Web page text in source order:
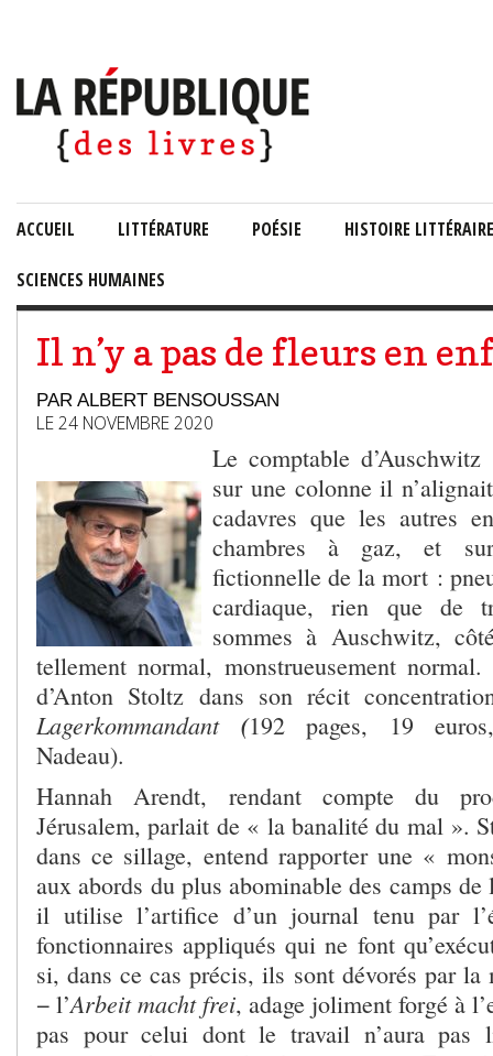
ACCUEIL LITTÉRATURE POÉSIE HISTOIRE LITTÉRAIRE
SCIENCES HUMAINES
Il n’y a pas de fleurs en
PAR ALBERT BENSOUSSAN
LE 24 NOVEMBRE 2020
Le comptable
sur une colonne il
cadavres que les autres
chambres à gaz, et
fictionnelle de la mort :
cardiaque, rien que de
sommes à Auschwitz,
tellement normal, monstrueusement
d’Anton Stoltz dans son récit
Lagerkommandant(192 pages, 19
Nadeau).
Hannah Arendt, rendant compte du
Jérusalem, parlait de « la banalité du mal ».
dans ce sillage, entend rapporter une «
aux abords du plus abominable des camps
il utilise l’artifice d’un journal tenu par
fonctionnaires appliqués qui ne font
si, dans ce cas précis, ils sont dévorés par la
− l’Arbeit macht frei, adage joliment forgé à
pas pour celui dont le travail n’aura pas